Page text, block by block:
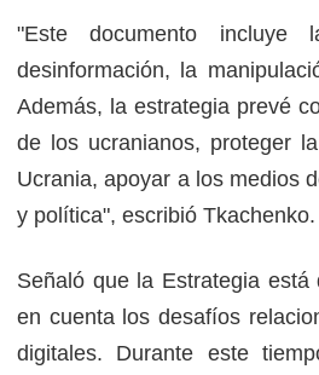
"Este documento incluye
desinformación, la
Además, la estrategia prevé
de los ucranianos, proteger
Ucrania, apoyar a los medios
y política", escribió Tkachenko.
Señaló que la Estrategia
en cuenta los desafíos
digitales. Durante este